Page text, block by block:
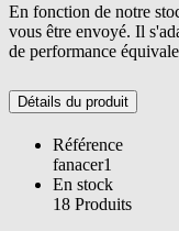
En fonction de notre
vous être envoyé. Il
de performance
Détails du produit
Référence
fanacer1
En stock
18 Produits